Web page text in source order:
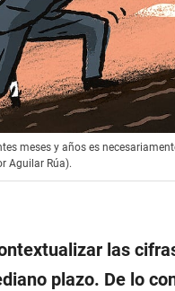
meses y años es
Aguilar Rúa).
las
plazo. De lo